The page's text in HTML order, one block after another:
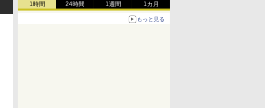
1時間 24時間 1週間 1カ月
もっと見る